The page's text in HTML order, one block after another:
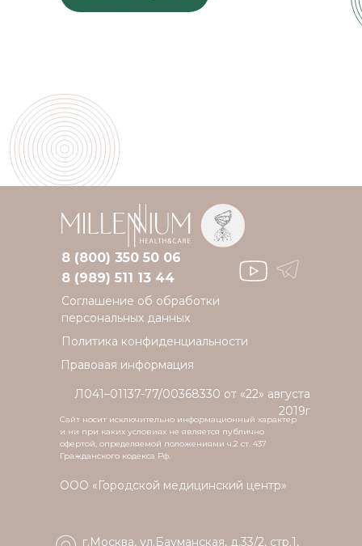
Соглашение об обработки
персональных данных
Политика конфиденциальности
Правовая информация
Л041–01137-77/00368330 от «22» августа
2019г
Сайт носит исключительно информационный характер
и ни при каких условиях не является публично
офертой, определяемой положениями ч.2 ст. 437
Гражданского кодекса Рф.
8 (800) 350 50 06
ООО «Городской медицинский центр»
г.Москва, ул.Бауманская, д.33/2, стр.1,
8 (989) 511 13 44